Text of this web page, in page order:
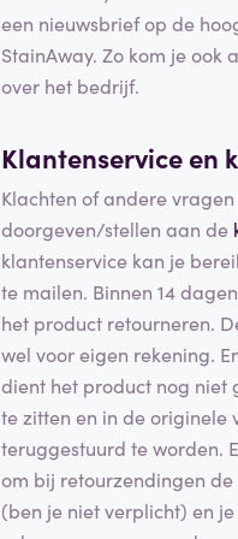
een nieuwsbrief op de
StainAway. Zo kom je ook
over het bedrijf.
Klantenservice en
Klachten of andere
doorgeven/stellen aan de
klantenservice kan je
te mailen. Binnen 14
het product retourneren.
wel voor eigen rekening.
dient het product nog niet
te zitten en in de originele
teruggestuurd te worden.
om bij retourzendingen
(ben je niet verplicht) en